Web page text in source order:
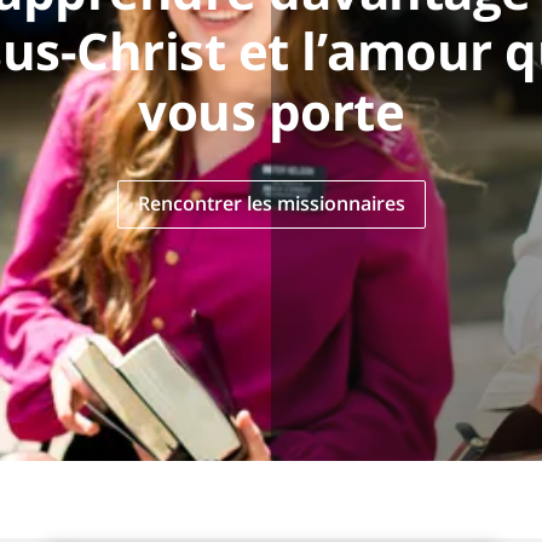
Christ et l’amour
vous porte
Rencontrer les missionnaires